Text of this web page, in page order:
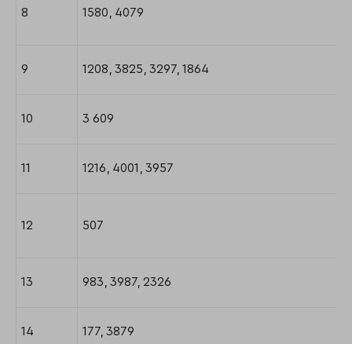
8 1580, 4079
9 1208, 3825, 3297, 1864
10 3 609
11 1216, 4001, 3957
12 507
13 983, 3987, 2326
14 177, 3879